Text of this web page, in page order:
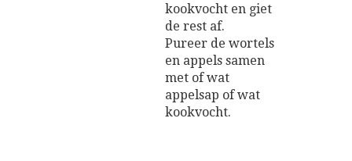
kookvocht en giet
de rest af.
Pureer de wortels
en appels samen
met of wat
appelsap of wat
kookvocht.